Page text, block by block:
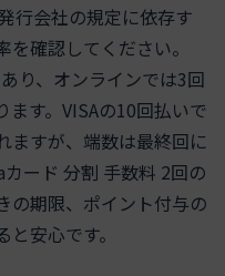
行会社の規定に依存す
確認してください。
り、オンラインでは3回
す。VISAの10回払いで
ますが、端数は最終回に
ード 分割 手数料 2回の
の期限、ポイント付与の
安心です。